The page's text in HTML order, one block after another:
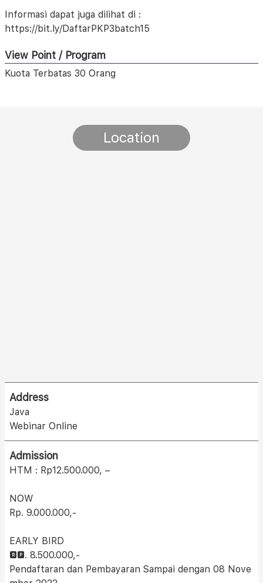
Informasi dapat juga dilihat di :
https://bit.ly/DaftarPKP3batch15
View Point / Program
Kuota Terbatas 30 Orang
Location
Address
Java
Webinar Online
Admission
HTM : Rp12.500.000, –
NOW
Rp. 9.000.000,-
EARLY BIRD
🆁🅿. 8.500.000,-
Pendaftaran dan Pembayaran Sampai dengan 08 Nove